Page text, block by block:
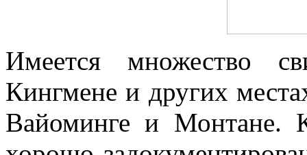
Имеется множество
Кингмене и других
Вайоминге и Монтане.